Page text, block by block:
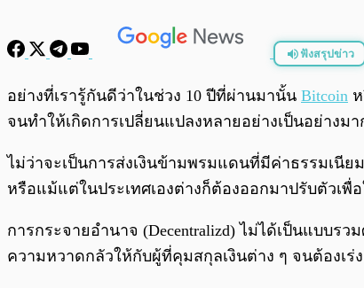
ฟังสรุปข่าว
พร้อมเล่น
อย่างที่เรารู้กันดีว่าในช่วง 10 ปีที่ผ่านมานั้น Bitcoin
จนทำให้เกิดการเปลี่ยนแปลงหลายอย่างเป็นอย่างมา
ไม่ว่าจะเป็นการส่งเงินข้ามพรมแดนที่มีค่าธรรมเนี
หรือแม้แต่ในประเทศเองต่างก็ต้องออกมาปรับตัวเ
การกระจายอำนาจ (Decentralizd) ไม่ได้เป็นแบบร
ความหวาดกลัวให้กับผู้ที่คุมสกุลเงินต่าง ๆ จนต้องเ